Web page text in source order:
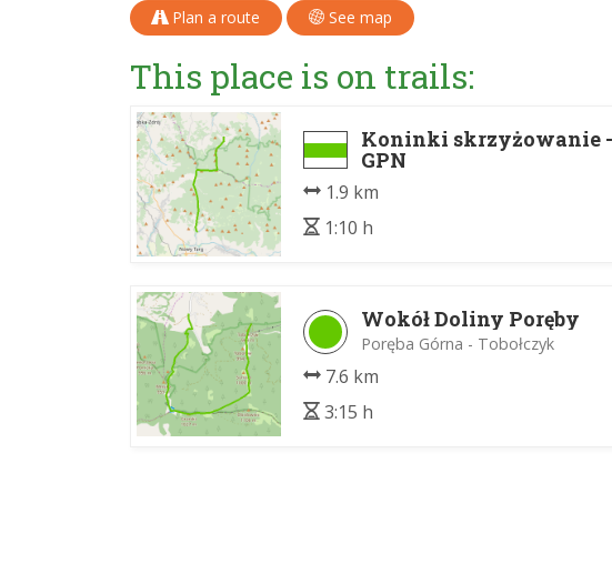
Plan a route See map
This place is on trails:
Koninki skrzyżowanie
GPN
1.9 km
1:10 h
Wokół Doliny Poręby
Poręba Górna - Tobołczyk
7.6 km
3:15 h